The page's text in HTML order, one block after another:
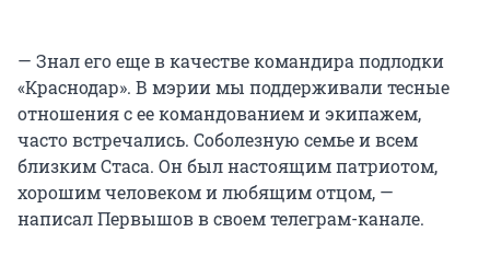
— Знал его еще в качестве командира подлодки
«Краснодар». В мэрии мы поддерживали тесные
отношения с ее командованием и экипажем,
часто встречались. Соболезную семье и всем
близким Стаса. Он был настоящим патриотом,
хорошим человеком и любящим отцом, —
написал Первышов в своем телеграм-канале.